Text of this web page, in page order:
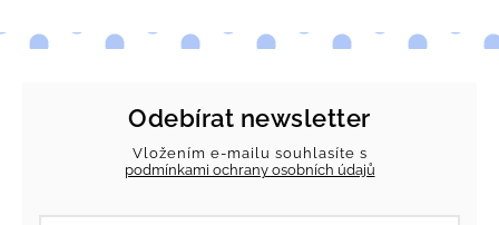
Odebírat newsletter
Vložením e-mailu souhlasíte s
podmínkami ochrany osobních údajů